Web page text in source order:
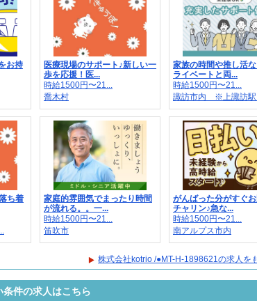
お持
医療現場のサポート♪新しい一
歩を応援！医...
時給1500円〜21...
喬木村
家族の時間や推し活
ライベートと両...
時給1500円〜21...
諏訪市内 ※上諏訪駅
ち着
家庭的雰囲気でまったり時間
が流れる。。一...
時給1500円〜21...
笛吹市
がんばった分がすぐ
チャリン♪急な...
時給1500円〜21...
南アルプス市内
株式会社kotrio /●MT-H-1898621の求人を
件の求人はこちら